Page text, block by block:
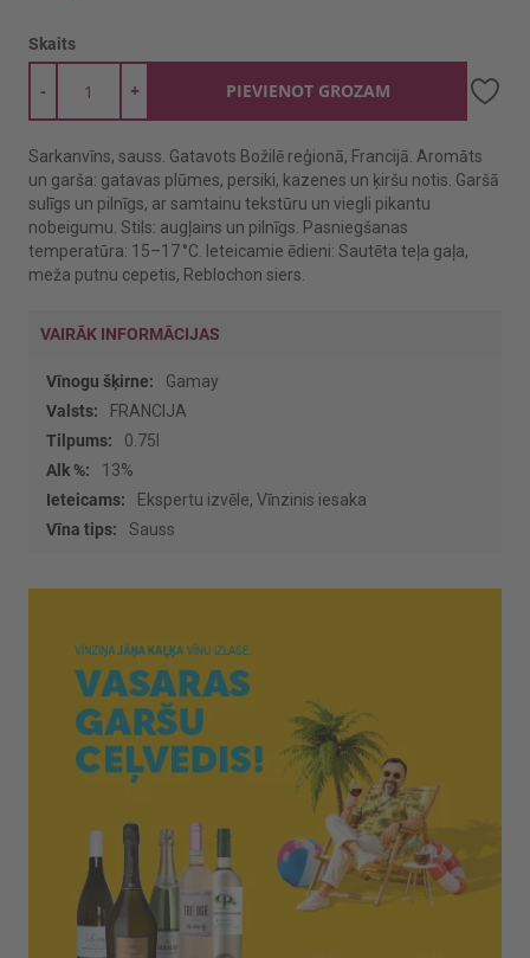
Skaits
+
- PIEVIENOT GROZAM
Sarkanvīns, sauss. Gatavots Božilē reģionā, Francijā. Aromāts
un garša: gatavas plūmes, persiki, kazenes un ķiršu notis. Garšā
sulīgs un pilnīgs, ar samtainu tekstūru un viegli pikantu
nobeigumu. Stils: augļains un pilnīgs. Pasniegšanas
temperatūra: 15–17 °C. Ieteicamie ēdieni: Sautēta teļa gaļa,
meža putnu cepetis, Reblochon siers.
VAIRĀK INFORMĀCIJAS
Vairāk
informācijas
Gamay
FRANCIJA
0.75l
13%
Ekspertu izvēle, Vīnzinis iesaka
Sauss